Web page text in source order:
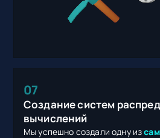
07
Создание систем
вычислений
Мы успешно создали одну из